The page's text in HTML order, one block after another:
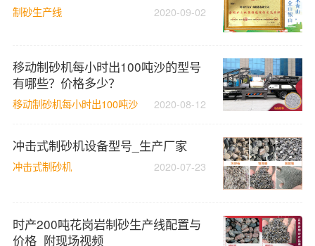
制砂生产线 2020-09-02
移动制砂机每小时出100吨沙的型号
有哪些？价格多少？
移动制砂机每小时出100吨沙 2020-08-12
冲击式制砂机设备型号_生产厂家
冲击式制砂机 2020-07-23
时产200吨花岗岩制砂生产线配置与
价格_附现场视频